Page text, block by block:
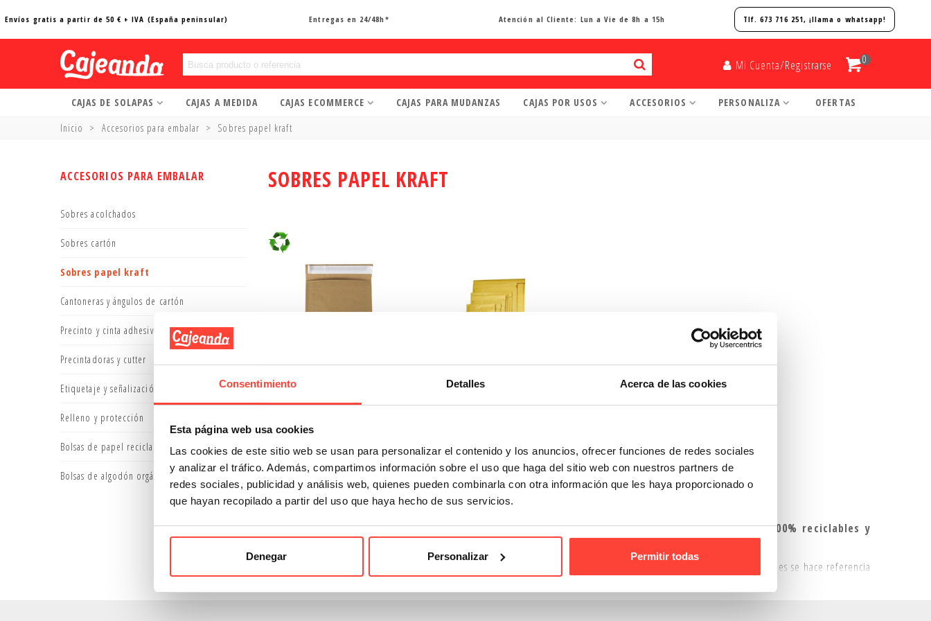
Consentimiento Detalles Acerca de las cookies
Esta página web usa cookies
Las cookies de este sitio web se usan para personalizar el contenido y los anuncios, ofrecer funciones de redes sociales
y analizar el tráfico. Además, compartimos información sobre el uso que haga del sitio web con nuestros partners de
redes sociales, publicidad y análisis web, quienes pueden combinarla con otra información que les haya proporcionado o
que hayan recopilado a partir del uso que haya hecho de sus servicios.
Denegar Personalizar Permitir todas
Envíos gratis a partir de 50 € + IVA (España peninsular) Entregas en 24/48h* Atención al Cliente: Lun a Vie de 8h a 15h Tlf. 673 716 251, ¡llama o whatsapp!
Mi Cuenta/Registrarse 0
CAJAS DE SOLAPAS CAJAS A MEDIDA CAJAS ECOMMERCE CAJAS PARA MUDANZAS CAJAS POR USOS ACCESORIOS PERSONALIZA
OFERTAS
Inicio
> Accesorios para embalar > Sobres papel kraft
ACCESORIOS PARA EMBALAR
Sobres acolchados
Sobres cartón
Sobres papel kraft
Cantoneras y ángulos de cartón
Precinto y cinta adhesiva
Precintadoras y cutter
Etiquetaje y señalización
Relleno y protección
Bolsas de papel reciclado
Bolsas de algodón orgánico
SOBRES PAPEL KRAFT
Pack de sobres acolchados
Panal de Abeja
desde 38,65 €
Pack de sobres acolchados
desde19,93 €
Mostrando 1-2 de 2 artículo (s)
Lossobres de papel Kraftconstituyen una opción sostenible para el envío de tus productos ya que son100% reciclables y
Estrictamente los sobres de papel Kraft están
aunque en la mayoría de las ocasiones se hace referencia
Lee mas